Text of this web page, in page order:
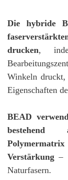
Die hybride
drucken,
Winkeln druckt,
Eigenschaften
BEAD
bestehend
Verstärkung –
Naturfasern.